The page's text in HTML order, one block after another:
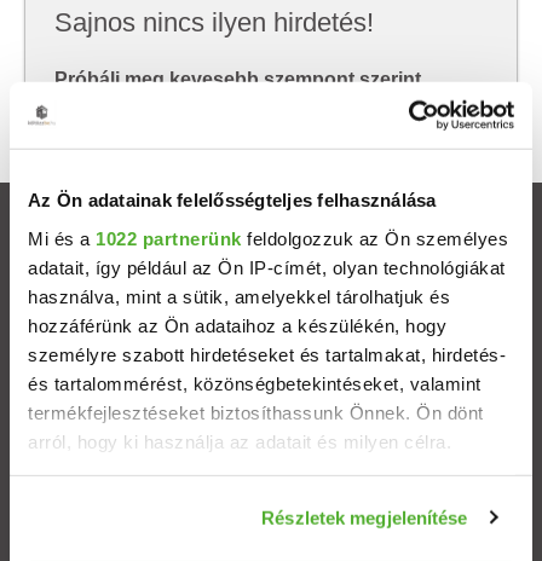
Az Ön adatainak felelősségteljes felhasználása
Mi és a 1022 partnerünk feldolgozzuk az Ön személyes
adatait, így például az Ön IP-címét, olyan technológiákat
használva, mint a sütik, amelyekkel tárolhatjuk és
hozzáférünk az Ön adataihoz a készülékén, hogy
személyre szabott hirdetéseket és tartalmakat, hirdetés-
és tartalommérést, közönségbetekintéseket, valamint
termékfejlesztéseket biztosíthassunk Önnek. Ön dönt
arról, hogy ki használja az adatait és milyen célra.
Információgyűjtés az Ön földrajzi elhelyezkedéséről
Részletek megjelenítése
Sajnos nincs ilyen hirdetés!
Próbálj meg kevesebb szempont szerint
keresni, hátha akkor megtalálod, amit keresel.
Ingatlanok
Eladó házak
Eladó lakások
Települések